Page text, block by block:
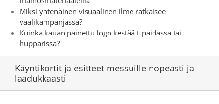
Miksi yhtenäinen visuaalinen ilme ratkaisee
vaalikampanjassa?
Kuinka kauan painettu logo kestää t-paidassa tai
hupparissa?
Käyntikortit ja esitteet messuille nopeasti ja
laadukkaasti